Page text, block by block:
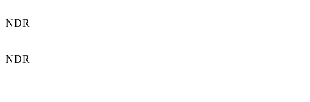
NDR
NDR